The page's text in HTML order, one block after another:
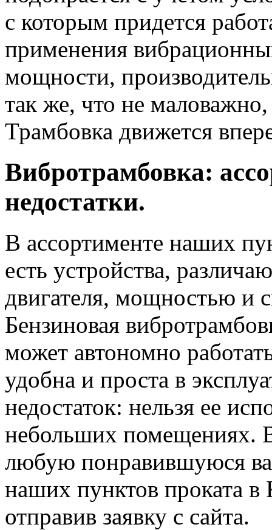
с которым придется
применения
мощности,
так же, что не
Трамбовка движется
Вибротрамбовка:
недостатки.
В ассортименте наших
есть устройства,
двигателя, мощностью и
Бензиновая
может автономно
удобна и проста в
недостаток: нельзя ее
небольших помещениях.
любую понравившуюся
наших пунктов проката в
отправив заявку с сайта.